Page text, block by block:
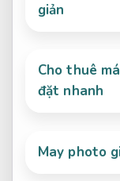
giản
Cho thuê
đặt nhanh
May photo